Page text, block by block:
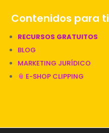
Contenidos para ti
RECURSOS GRATUITOS
BLOG
MARKETING JURÍDICO
📎 E-SHOP CLIPPING